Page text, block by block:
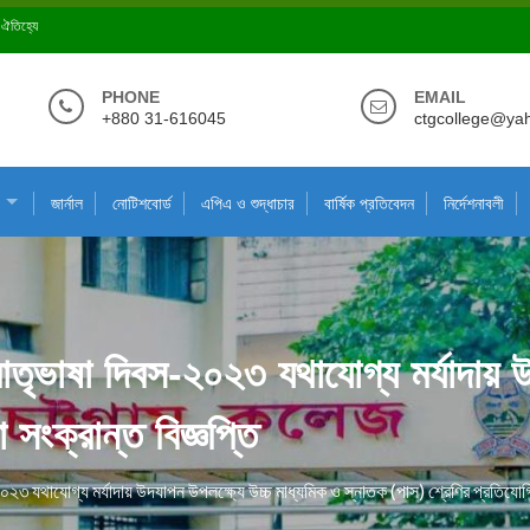
ঐতিহ্যে
PHONE
+880 31-616045
EMAIL
জার্নাল নোটিশবোর্ড এপিএ ও শুদ্ধাচার বার্ষিক প্রতিবেদন নির্দেশনাবলী
দিবস-২০২৩ যথাযোগ্য মর্যাদায়
বিজ্ঞপ্তি
যথাযোগ্য মর্যাদায় উদযাপন উপলক্ষ্যে উচ্চ মাধ্যমিক ও স্নাতক (পাস) শ্রেণির